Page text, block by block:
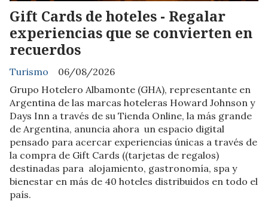
Gift Cards de hoteles - Regalar
experiencias que se convierten en
recuerdos
Turismo
06/08/2026
Grupo Hotelero Albamonte (GHA), representante en
Argentina de las marcas hoteleras Howard Johnson y
Days Inn a través de su Tienda Online, la más grande
de Argentina, anuncia ahora un espacio digital
pensado para acercar experiencias únicas a través de
la compra de Gift Cards ((tarjetas de regalos)
destinadas para alojamiento, gastronomía, spa y
bienestar en más de 40 hoteles distribuidos en todo el
país.